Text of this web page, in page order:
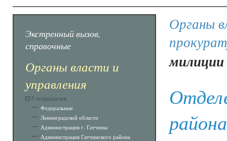
Экстренный вызов,
справочные
Органы власти и
управления
9 подразделов
Федеральные
Ленинградской области
Администрация г. Гатчины
Администрация Гатчинского района
Органы
милиции
района